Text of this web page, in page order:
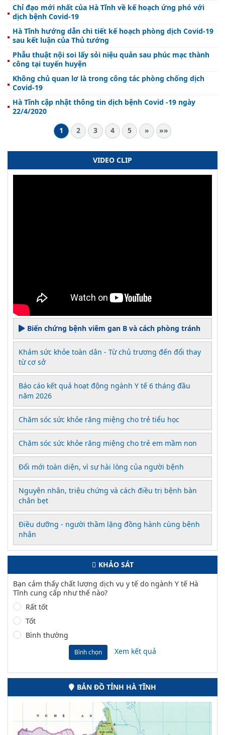
Chỉ đạo mới nhất của Hà Tĩnh về kế hoạch ứng phó với
dịch bệnh Covid-19
Hà Tĩnh hướng dẫn chi tiết kế hoạch phòng dịch Covid-19
sau kết luận của Thủ tướng
Phẫu thuật nội soi lấy sỏi niệu quản sau phúc mạc thành
công tại tuyến huyện
Không chủ quan lơ là trong công tác phòng chống dịch
Covid-19
Hà Tĩnh cập nhật thông tin dịch bệnh Covid -19 ngày
22/4/2020
1
2 3 4 5 » »»
VIDEO CLIP
Biến chứng bệnh viêm gan B và cách phòng tránh
Khám sức khỏe toàn dân - Từ chủ trương đến đổi thay
từ cơ sở
Báo cáo kết quả hoạt động ngành Y tế 6 tháng đầu
năm 2026
Chăm sóc sức khỏe răng miệng cho trẻ tiểu học
Chăm sóc sức khỏe răng miệng cho trẻ em mầm non
Đổi mới toàn diện, vì sự hài lòng của người bệnh
Nguyên nhân, triệu chứng và cách điều trị bệnh bàn
chân bẹt
Điều dưỡng - người thầm lặng đồng hành cùng bệnh
nhân
KHẢO SÁT
Bạn cảm thấy chất lượng dịch vụ y tế do ngành Y tế Hà
Tĩnh cung cấp như thế nào?
Rất tốt
Tốt
Bình thường
Bình chọn Xem kết quả
BẢN ĐỒ TỈNH HÀ TĨNH